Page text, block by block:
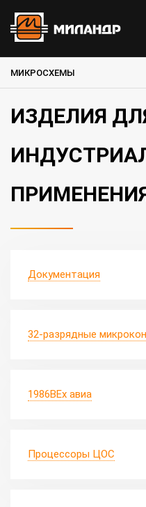
МИКРОСХЕМЫ
ИЗДЕЛИЯ
Документация
32-разрядные
1986ВЕх авиа
Процессоры ЦОС